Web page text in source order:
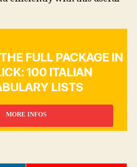
FULL PACKAGE IN
100 ITALIAN
LISTS
MORE INFOS